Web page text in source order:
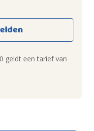
geldt een tarief van